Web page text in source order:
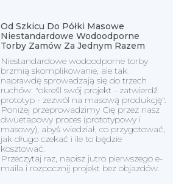
Od Szkicu Do Półki Masowe
Niestandardowe Wodoodporne
Torby Zamów Za Jednym Razem
Niestandardowe wodoodporne torby
brzmią skomplikowanie, ale tak
naprawdę sprowadzają się do trzech
ruchów: "określ swój projekt - zatwierdź
prototyp - zezwól na masową produkcję".
Poniżej przeprowadzimy Cię przez nasz
dwuetapowy proces (prototypowy i
masowy), abyś wiedział, co przygotować,
jak długo czekać i ile to będzie
kosztować.
Przeczytaj raz, napisz jutro pierwszego e-
maila i rozpocznij projekt bez objazdów.